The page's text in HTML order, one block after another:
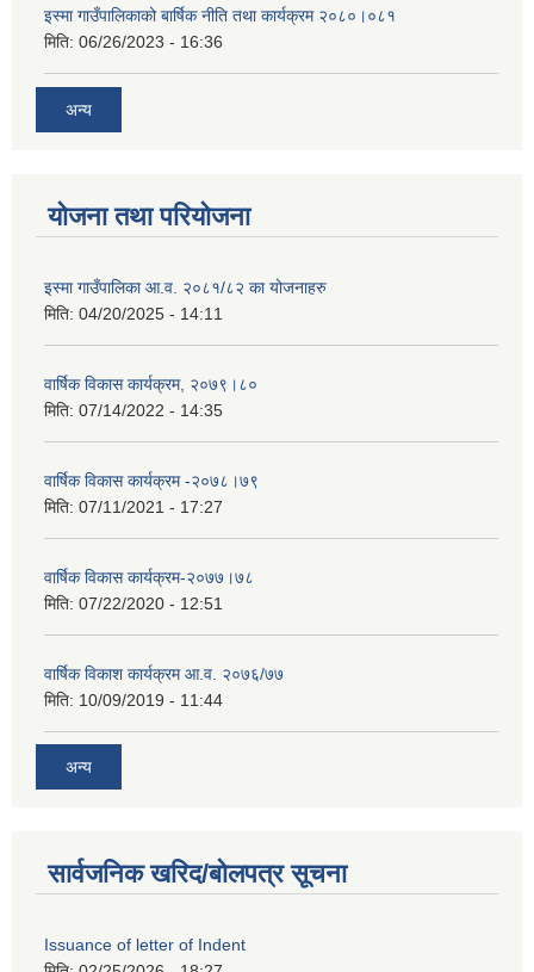
इस्मा गाउँपालिकाको बार्षिक नीति तथा कार्यक्रम २०८०।०८१
मिति: 06/26/2023 - 16:36
अन्य
योजना तथा परियोजना
इस्मा गाउँपालिका आ.व. २०८१/८२ का योजनाहरु
मिति: 04/20/2025 - 14:11
वार्षिक विकास कार्यक्रम, २०७९।८०
मिति: 07/14/2022 - 14:35
वार्षिक विकास कार्यक्रम -२०७८।७९
मिति: 07/11/2021 - 17:27
वार्षिक विकास कार्यक्रम-२०७७।७८
मिति: 07/22/2020 - 12:51
वार्षिक विकाश कार्यक्रम आ.व. २०७६/७७
मिति: 10/09/2019 - 11:44
अन्य
सार्वजनिक खरिद/बोलपत्र सूचना
Issuance of letter of Indent